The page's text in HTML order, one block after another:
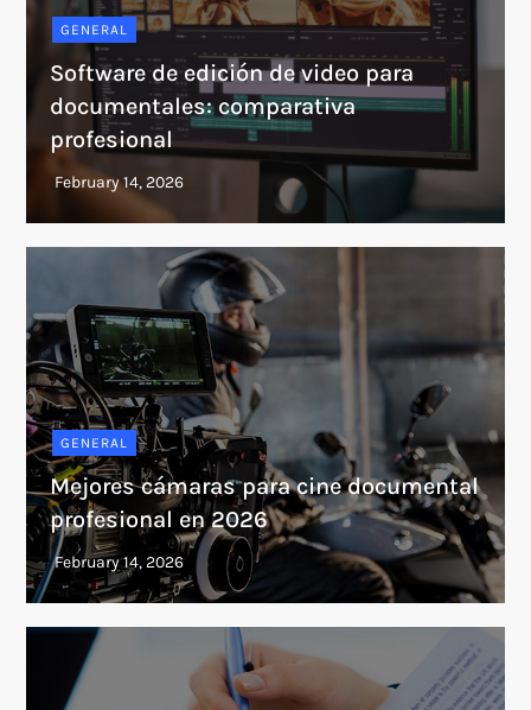
GENERAL
Software de edición de video para
documentales: comparativa
profesional
GENERAL
Mejores cámaras para cine documental
profesional en 2026